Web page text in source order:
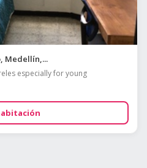
Medellín,...
especially for young